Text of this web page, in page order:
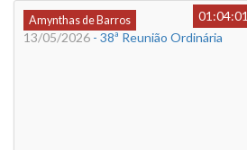
Amynthas de Barros
01:04:01
13/05/2026 - 38ª Reunião Ordinária